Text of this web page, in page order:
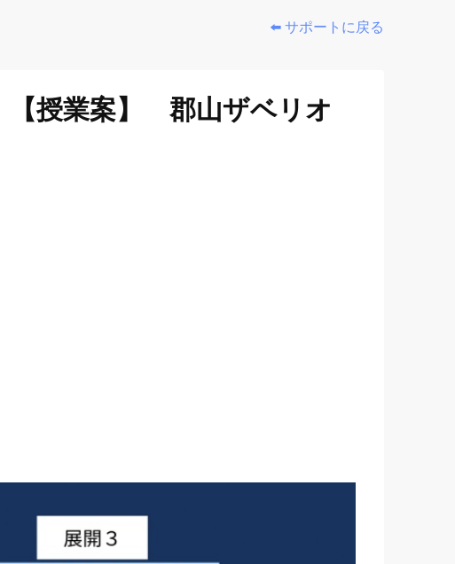
⬅️ サポートに戻る
授業案】 郡山ザベリオ